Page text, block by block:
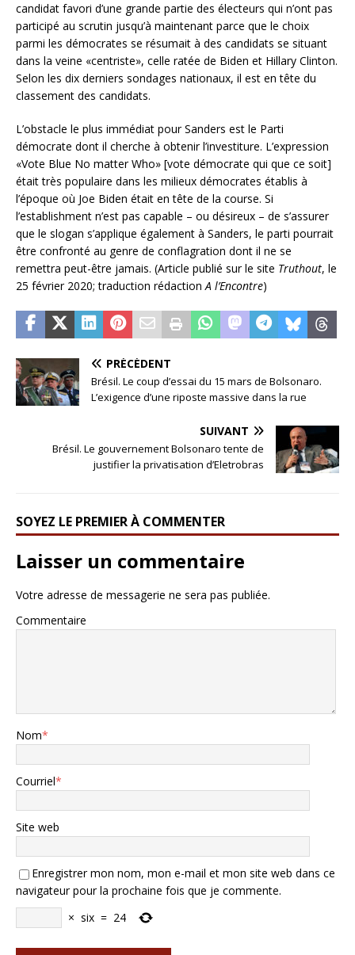
candidat favori d’une grande partie des électeurs qui n’ont pas
participé au scrutin jusqu’à maintenant parce que le choix
parmi les démocrates se résumait à des candidats se situant
dans la veine «centriste», celle ratée de Biden et Hillary Clinton.
Selon les dix derniers sondages nationaux, il est en tête du
classement des candidats.
L’obstacle le plus immédiat pour Sanders est le Parti
démocrate dont il cherche à obtenir l’investiture. L’expression
«Vote Blue No matter Who» [vote démocrate qui que ce soit]
était très populaire dans les milieux démocrates établis à
l’époque où Joe Biden était en tête de la course. Si
l’establishment n’est pas capable – ou désireux – de s’assurer
que le slogan s’applique également à Sanders, le parti pourrait
être confronté au genre de conflagration dont il ne se
remettra peut-être jamais. (Article publié sur le site Truthout, le
25 février 2020; traduction rédactionA l’Encontre)
PRÉCÉDENT
Brésil. Le coup d’essai du 15 mars de Bolsonaro.
L’exigence d’une riposte massive dans la rue
SUIVANT
Brésil. Le gouvernement Bolsonaro tente de
justifier la privatisation d’Eletrobras
SOYEZ LE PREMIER À COMMENTER
Laisser un commentaire
Votre adresse de messagerie ne sera pas publiée.
Commentaire
Nom*
Courriel*
Site web
Enregistrer mon nom, mon e-mail et mon site web dans ce
navigateur pour la prochaine fois que je commente.
× six = 24